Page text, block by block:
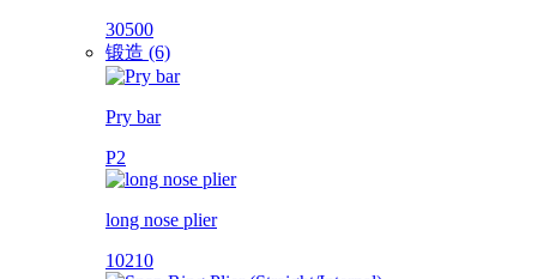
30500
锻造 (6)
Pry bar
P2
long nose plier
10210